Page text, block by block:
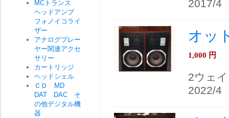
2017/4
オッ
1,000 円
2ウェ
2022/4
MCトランス
ヘッドアンプ
フォノイコライ
ザー
アナログプレー
ヤー関連アクセ
サリー
カートリッジ
ヘッドシェル
ＣＤ MD
DAT DAC そ
の他デジタル機
器